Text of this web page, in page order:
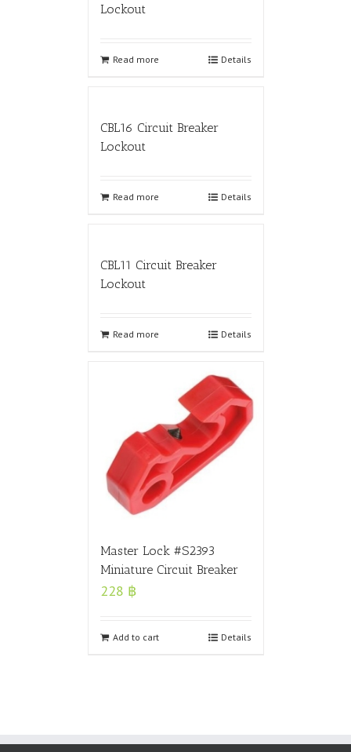
Lockout
Read more Details
CBL16 Circuit Breaker
Lockout
Read more Details
CBL11 Circuit Breaker
Lockout
Read more Details
Master Lock #S2393
Miniature Circuit Breaker
228 ฿
Add to cart Details